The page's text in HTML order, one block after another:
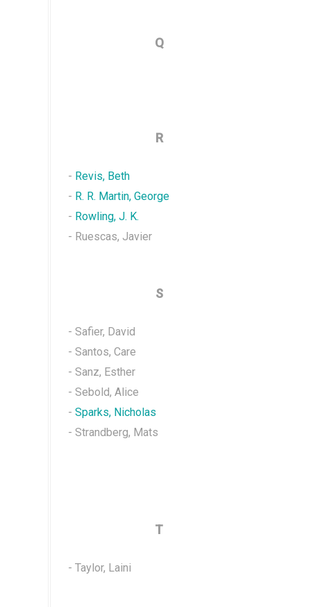
Q
R
- Revis, Beth
- R. R. Martin, George
- Rowling, J. K.
- Ruescas, Javier
S
- Safier, David
- Santos, Care
- Sanz, Esther
- Sebold, Alice
- Sparks, Nicholas
- Strandberg, Mats
T
- Taylor, Laini